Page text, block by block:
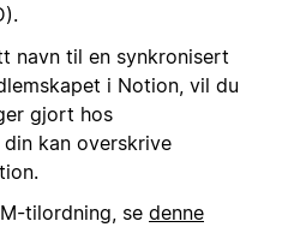
navn til en synkronisert
i Notion, vil du
gjort hos
kan overskrive
tilordning, se denne